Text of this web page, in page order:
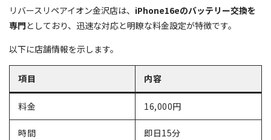
リバースリペアイオン金沢店は、 iPhone16eのバッテリー交換を
専門としており、迅速な対応と明瞭な料金設定が特徴です。
以下に店舗情報を示します。
項目 内容
料金 16,000円
時間 即日15分